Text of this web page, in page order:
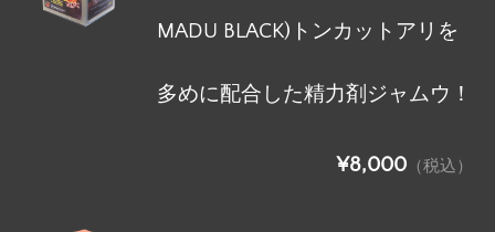
MADU BLACK)トンカットアリを
多めに配合した精力剤ジャムウ！
¥8,000 （税込）